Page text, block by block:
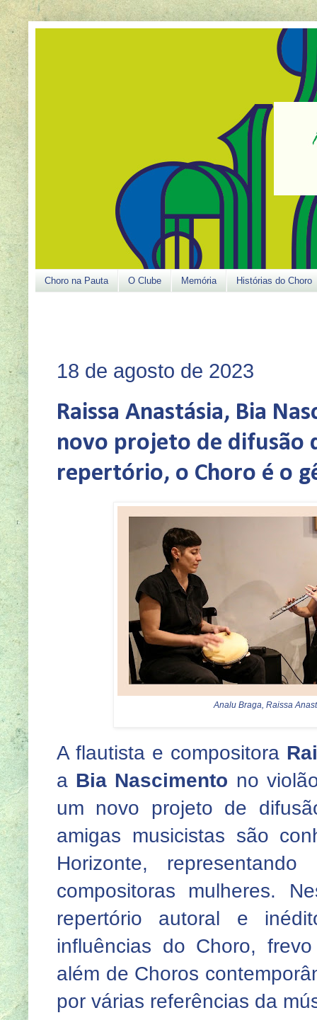
Choro na Pauta O Clube Memória Histórias do Choro
18 de agosto de 2023
Raissa Anastásia, Bia
novo projeto de difusão
repertório, o Choro é o
Analu Braga, Raissa
A flautista e compositora
a Bia Nascimento no
um novo projeto de
amigas musicistas são
Horizonte,
compositoras mulheres.
repertório autoral e
influências do Choro,
além de Choros
por várias referências da